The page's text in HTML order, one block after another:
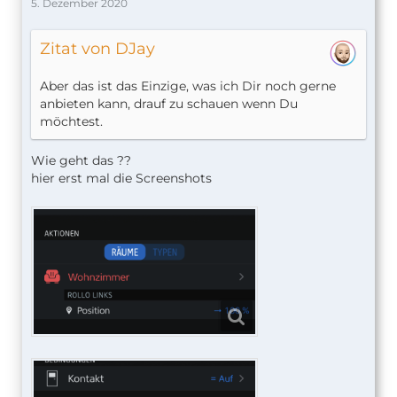
5. Dezember 2020
Zitat von DJay
Aber das ist das Einzige, was ich Dir noch gerne
anbieten kann, drauf zu schauen wenn Du
möchtest.
Wie geht das ??
hier erst mal die Screenshots